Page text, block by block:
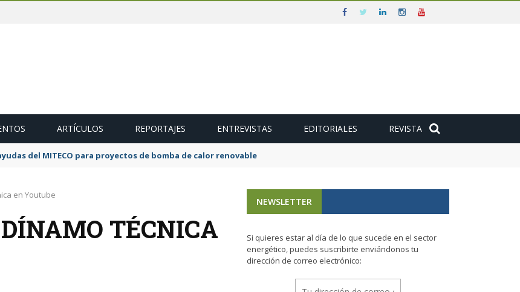
ARTÍCULOS REPORTAJES ENTREVISTAS EDITORIALES REVISTA
de 600 MW de cogeneración de alta eficiencia para diciembre
en Youtube
TÉCNICA
NEWSLETTER
Si quieres estar al día de lo que sucede en el sector
energético, puedes suscribirte enviándonos tu
dirección de correo electrónico: